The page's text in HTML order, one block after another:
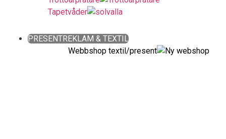
Tapetvåder
PRESENTREKLAM & TEXTIL
Webbshop textil/present